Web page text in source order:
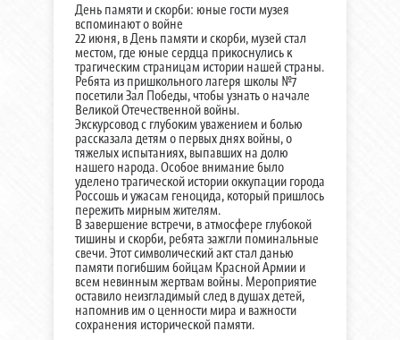
День памяти и скорби: юные гости музея
вспоминают о войне
22 июня, в День памяти и скорби, музей стал
местом, где юные сердца прикоснулись к
трагическим страницам истории нашей страны.
Ребята из пришкольного лагеря школы №7
посетили Зал Победы, чтобы узнать о начале
Великой Отечественной войны.
Экскурсовод с глубоким уважением и болью
рассказала детям о первых днях войны, о
тяжелых испытаниях, выпавших на долю
нашего народа. Особое внимание было
уделено трагической истории оккупации города
Россошь и ужасам геноцида, который пришлось
пережить мирным жителям.
В завершение встречи, в атмосфере глубокой
тишины и скорби, ребята зажгли поминальные
свечи. Этот символический акт стал данью
памяти погибшим бойцам Красной Армии и
всем невинным жертвам войны. Мероприятие
оставило неизгладимый след в душах детей,
напомнив им о ценности мира и важности
сохранения исторической памяти.